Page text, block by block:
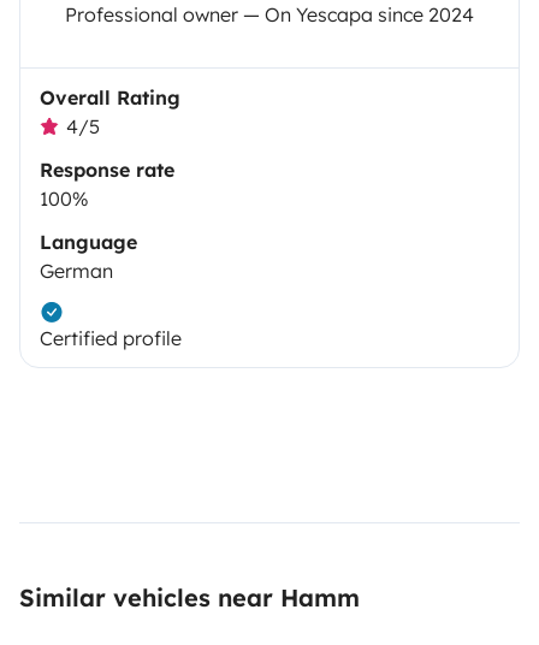
Professional owner — On Yescapa since 2024
Overall Rating
4/5
Response rate
100%
Language
German
Certified profile
Similar vehicles near Hamm